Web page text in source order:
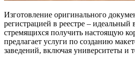
Изготовление оригинального
регистрацией в реестре – идеальный
стремящихся получить настоящую
предлагает услуги по созданию
заведений, включая университеты и